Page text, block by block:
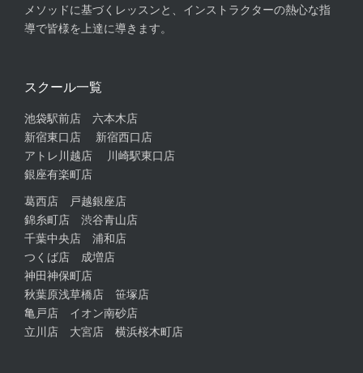
メソッドに基づくレッスンと、インストラクターの熱心な指
導で皆様を上達に導きます。
スクール一覧
池袋駅前店
六本木店
新宿東口店
新宿西口店
アトレ川越店
川崎駅東口店
銀座有楽町店
葛西店
戸越銀座店
錦糸町店
渋谷青山店
千葉中央店
浦和店
つくば店
成増店
神田神保町店
秋葉原浅草橋店
笹塚店
亀戸店
イオン南砂店
立川店
大宮店 横浜桜木町店